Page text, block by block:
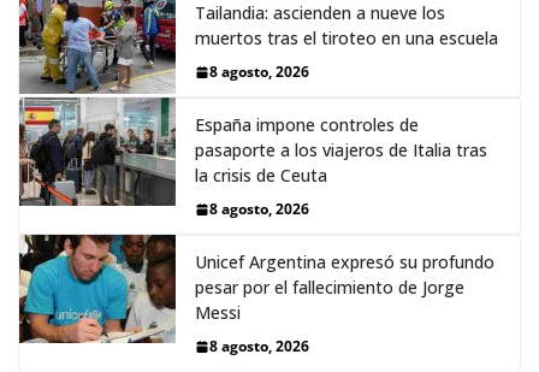
Tailandia: ascienden a nueve los
muertos tras el tiroteo en una escuela
8 agosto, 2026
España impone controles de
pasaporte a los viajeros de Italia tras
la crisis de Ceuta
8 agosto, 2026
Unicef Argentina expresó su profundo
pesar por el fallecimiento de Jorge
Messi
8 agosto, 2026